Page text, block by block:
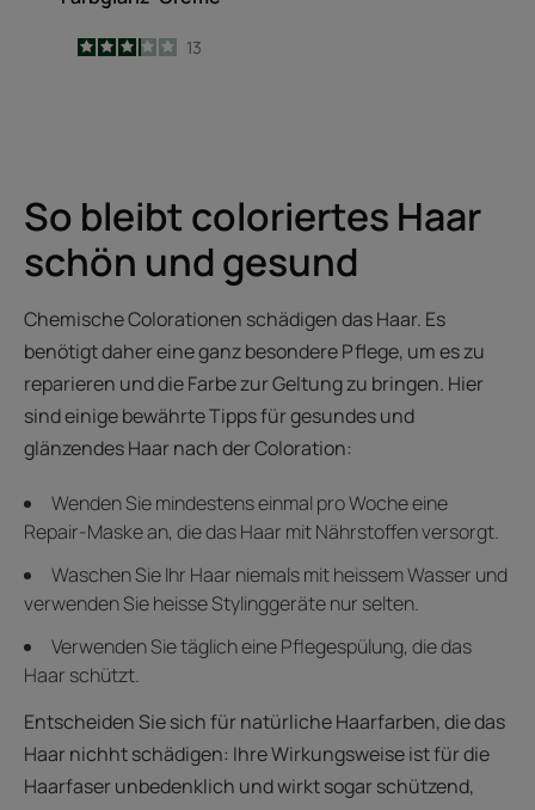
3.2
/5
13
So bleibt coloriertes Haar
schön und gesund
Chemische Colorationen schädigen das Haar. Es
benötigt daher eine ganz besondere Pflege, um es zu
reparieren und die Farbe zur Geltung zu bringen. Hier
sind einige bewährte Tipps für gesundes und
glänzendes Haar nach der Coloration:
Wenden Sie mindestens einmal pro Woche eine
Repair-Maske an, die das Haar mit Nährstoffen versorgt.
Waschen Sie Ihr Haar niemals mit heissem Wasser und
verwenden Sie heisse Stylinggeräte nur selten.
Verwenden Sie täglich eine Pflegespülung, die das
Haar schützt.
Entscheiden Sie sich für natürliche Haarfarben, die das
Haar nichht schädigen: Ihre Wirkungsweise ist für die
Haarfaser unbedenklich und wirkt sogar schützend,